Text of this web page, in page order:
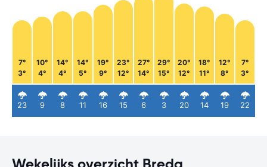
7°
3°
23
10°
4°
9
14°
4°
8
14°
5°
11
19°
9°
16
23°
12°
15
27°
14°
6
29°
15°
3
20°
12°
20
18°
11°
14
12°
8°
19
7°
3°
22